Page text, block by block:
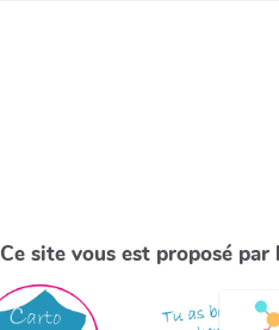
Ce site vous est proposé par